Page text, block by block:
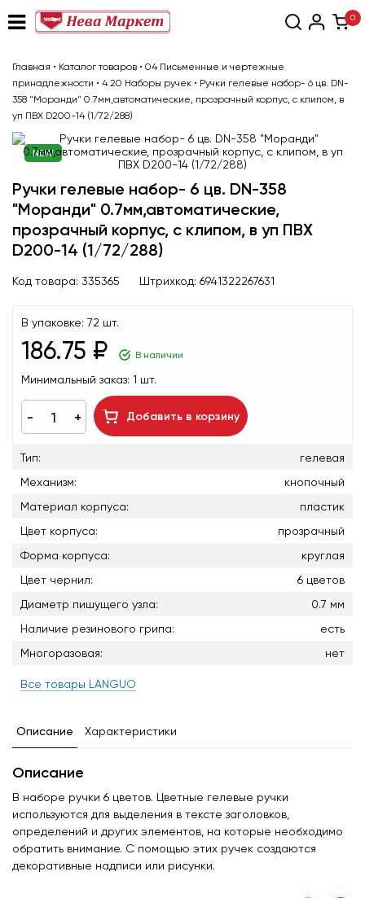
0
Главная • Каталог товаров • 04 Письменные и чертежные
принадлежности • 4.20 Наборы ручек • Ручки гелевые набор- 6 цв. DN-
358 "Моранди" 0.7мм,автоматические, прозрачный корпус, с клипом, в
уп ПВХ D200-14 (1/72/288)
NEW
Ручки гелевые набор- 6 цв. DN-358
"Моранди" 0.7мм,автоматические,
прозрачный корпус, с клипом, в уп ПВХ
D200-14 (1/72/288)
Код товара: 335365 Штрихкод: 6941322267631
В упаковке: 72 шт.
186.75 ₽ В наличии
Минимальный заказ: 1 шт.
Добавить в корзину
Тип:
гелевая
Механизм:
кнопочный
Материал корпуса:
пластик
Цвет корпуса:
прозрачный
Форма корпуса:
круглая
Цвет чернил:
6 цветов
Диаметр пишущего узла:
0.7 мм
Наличие резинового грипа:
есть
Многоразовая:
нет
Все товары LANGUO
Описание Характеристики
Описание
В наборе ручки 6 цветов. Цветные гелевые ручки
используются для выделения в тексте заголовков,
определений и других элементов, на которые необходимо
обратить внимание. С помощью этих ручек создаются
декоративные надписи или рисунки.